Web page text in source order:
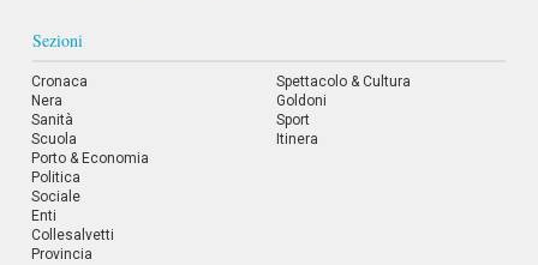
d
Sezioni
Cronaca
Nera
Sanità
Scuola
Porto & Economia
Politica
Sociale
Enti
Collesalvetti
Provincia
Spettacolo & Cultura
Goldoni
Sport
Itinera